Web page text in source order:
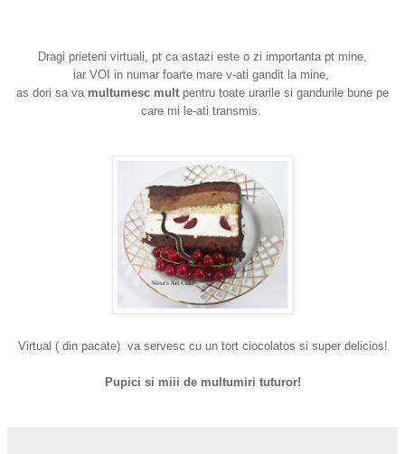
Dragi prieteni virtuali, pt ca astazi este o zi importanta pt mine,
iar VOI in numar foarte mare v-ati gandit la mine,
as dori sa va multumesc mult pentru toate urarile si gandurile bune pe
care mi le-ati transmis.
Virtual ( din pacate) va servesc cu un tort ciocolatos si super delicios!
Pupici si miii de multumiri tuturor!